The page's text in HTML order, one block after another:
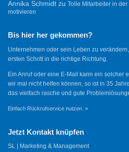
Annika Schmidtzu Tolle Mitarbeiter in
motivieren
Bis hier her gekommen?
Unternehmen oder sein Leben zu
ersten Schritt in die richtige Richtung.
Ein Anruf oder eine E-Mail kann ein solcher
wir mal nicht helfen können, so ist in 35
das vielfach rasche und gute
Einfach Rückrufservice nutzen. »
Jetzt Kontakt knüpfen
SL | Marketing & Management